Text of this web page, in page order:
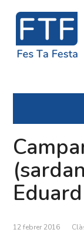
12 febrer 2016